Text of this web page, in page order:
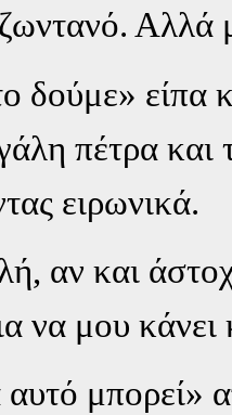
ζωντανό. Αλλά
δούμε» είπα
πέτρα και
ειρωνικά.
αν και
να μου
μπορεί»